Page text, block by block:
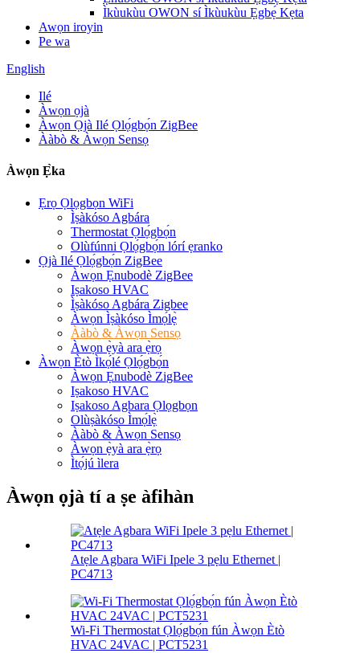
Ìkùukùu OWON sí Ìkùukùu Ẹgbẹ́ Kẹta
Awọn iroyin
Pe wa
English
Ilé
Àwọn ọjà
Àwọn Ọjà Ilé Ọlọ́gbọ́n ZigBee
Ààbò & Àwọn Sensọ
Àwọn Ẹ̀ka
Ẹrọ Ọlọgbọn WiFi
Ìṣàkóso Agbára
Thermostat Ọlọ́gbọ́n
Olùfúnni Ọlọ́gbọ́n lórí ẹranko
Ọjà Ilé Ọlọ́gbọ́n ZigBee
Àwọn Ẹnubodè ZigBee
Iṣakoso HVAC
Ìṣàkóso Agbára Zigbee
Àwọn Ìṣàkóso Ìmọ́lẹ̀
Ààbò & Àwọn Sensọ
Àwọn ẹ̀yà ara ẹ̀rọ
Àwọn Ètò Ìkọ́lé Ọlọ́gbọ́n
Àwọn Ẹnubodè ZigBee
Iṣakoso HVAC
Iṣakoso Agbara Ọlọgbọn
Olùṣàkóso Ìmọ́lẹ̀
Ààbò & Àwọn Sensọ
Àwọn ẹ̀yà ara ẹ̀rọ
Ìtọ́jú ìlera
Àwọn ọjà tí a ṣe àfihàn
Atẹle Agbara WiFi Ipele 3 pẹlu Ethernet |
PC4713
Wi-Fi Thermostat Ọlọ́gbọ́n fún Àwọn Ètò
HVAC 24VAC | PCT5231